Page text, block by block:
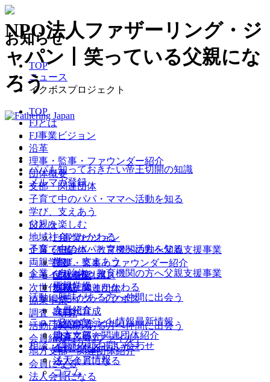
NPO法人ファザーリング・ジ
ャパン丨笑っている父親にな
ろう
パパも知っておきたい帝王切開の知識
メルマガ登録
FJとは
FJ事業ビジョン
沿革
理事・監事・ファウンダー紹介
団体概要
支部・関連団体
子育て中のパパ・ママへ活動を知る
学び、支えあう
父親を楽しむ
地域社会とかかわる
企業・自治体・教育機関の方へ父親支援事業
両親学級
トモイク・イクボス
次世代育成
協業事業
調査・研究
活動に興味がある方へ仲間に出会う
会員紹介
（パパファイル）
地方支部・関連団体紹介
会員になる
法人会員になる
ニュース・イベント情報最新情報
ニュース
イベント・セミナー
メディア情報
コラム
相談・講演依頼お問い合わせ
お知らせ
TOP
ニュース
イクボスプロジェクト
TOP
FJとは
FJ事業ビジョン
沿革
理事・監事・ファウンダー紹介
団体概要
支部・関連団体
子育て中のパパ・ママへ活動を知る
学び、支えあう
父親を楽しむ
地域社会とかかわる
企業・自治体・教育機関の方へ父親支援事業
両親学級
トモイク・イクボス
次世代育成
協業事業
調査・研究
活動に興味がある方へ仲間に出会う
会員紹介（パパファイル）
地方支部・関連団体紹介
会員になる
法人会員になる